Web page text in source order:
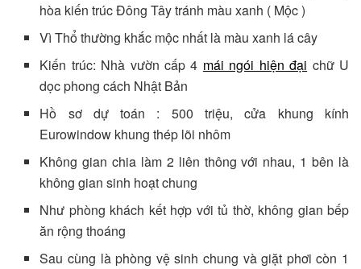
hòa kiến trúc Đông Tây tránh màu xanh ( Mộc )
Vì Thổ thường khắc mộc nhất là màu xanh lá cây
Kiến trúc: Nhà vườn cấp 4 mái ngói hiện đại chữ U
dọc phong cách Nhật Bản
Hồ sơ dự toán : 500 triệu, cửa khung kính
Eurowindow khung thép lõi nhôm
Không gian chia làm 2 liên thông với nhau, 1 bên là
không gian sinh hoạt chung
Như phòng khách kết hợp với tủ thờ, không gian bếp
ăn rộng thoáng
Sau cùng là phòng vệ sinh chung và giặt phơi còn 1